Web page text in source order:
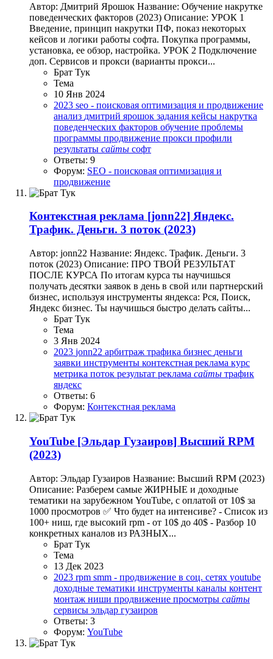
Автор: Дмитрий Ярошок Название: Обучение накрутке
поведенческих факторов (2023) Описание: УРОК 1
Введение, принцип накрутки ПФ, показ некоторых
кейсов и логики работы софта. Покупка программы,
установка, ее обзор, настройка. УРОК 2 Подключение
доп. Сервисов и прокси (варианты прокси...
Брат Тук
Тема
10 Янв 2024
2023 seo - поисковая оптимизация и продвижение
анализ дмитрий ярошок задания кейсы накрутка
поведенческих факторов обучение проблемы
программы продвижение прокси профили
результаты сайты софт
Ответы: 9
Форум: SEO - поисковая оптимизация и
продвижение
Контекстная реклама [jonn22] Яндекс.
Трафик. Деньги. 3 поток (2023)
Автор: jonn22 Название: Яндекс. Трафик. Деньги. 3
поток (2023) Описание: ПРО ТВОЙ РЕЗУЛЬТАТ
ПОСЛЕ КУРСА По итогам курса ты научишься
получать десятки заявок в день в свой или партнерский
бизнес, используя инструменты яндекса: Рся, Поиск,
Яндекс бизнес. Ты научишься быстро делать сайты...
Брат Тук
Тема
3 Янв 2024
2023 jonn22 арбитраж трафика бизнес деньги
заявки инструменты контекстная реклама курс
метрика поток результат реклама сайты трафик
яндекс
Ответы: 6
Форум: Контекстная реклама
YouTube [Эльдар Гузаиров] Высший RPM
(2023)
Автор: Эльдар Гузаиров Название: Высший RPM (2023)
Описание: Разберем самые ЖИРНЫЕ и доходные
тематики на зарубежном YouTube, с оплатой от 10$ за
1000 просмотров ✅ Что будет на интенсиве? - Список из
100+ ниш, где высокий rpm - от 10$ до 40$ - Разбор 10
конкретных каналов из РАЗНЫХ...
Брат Тук
Тема
13 Дек 2023
2023 rpm smm - продвижение в соц. сетях youtube
доходные тематики инструменты каналы контент
монтаж ниши продвижение просмотры сайты
сервисы эльдар гузаиров
Ответы: 3
Форум: YouTube